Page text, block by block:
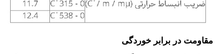
مقاومت در برابر خوردگی